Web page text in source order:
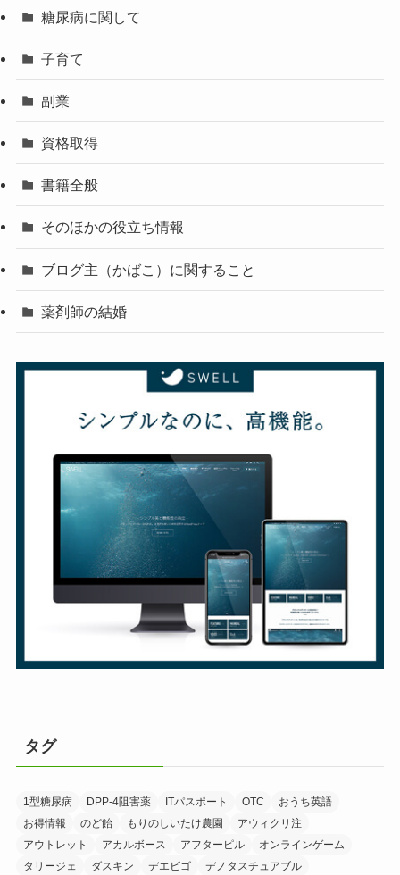
糖尿病に関して
子育て
副業
資格取得
書籍全般
そのほかの役立ち情報
ブログ主（かばこ）に関すること
薬剤師の結婚
タグ
1型糖尿病 DPP-4阻害薬 ITパスポート OTC
おうち英語
お得情報
のど飴 もりのしいたけ農園
アウィクリ注
アウトレット
アカルボース アフターピル
オンラインゲーム
タリージェ
ダスキン デエビゴ
デノタスチュアブル